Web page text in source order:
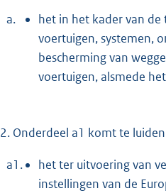
a.
het in het kader van
voertuigen, systemen,
bescherming van
voertuigen, alsmede
2. Onderdeel a1 komt te
a1.
het ter uitvoering van
instellingen van de